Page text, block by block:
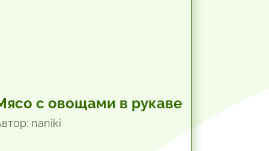
с овощами в рукаве
naniki